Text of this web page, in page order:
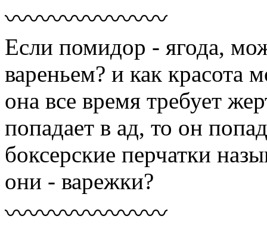
〰〰〰〰〰〰〰
Если помидор - ягода,
вареньем? и как красота
она все время требует
попадает в ад, то он
боксерские перчатки
они - варежки?
〰〰〰〰〰〰〰